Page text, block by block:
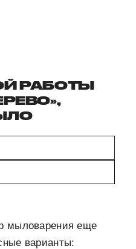
РАБОТЫ
мыловарения еще
варианты: